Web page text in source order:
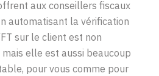
aux conseillers fiscaux
automatisant la vérification
sur le client est non
elle est aussi beaucoup
pour vous comme pour